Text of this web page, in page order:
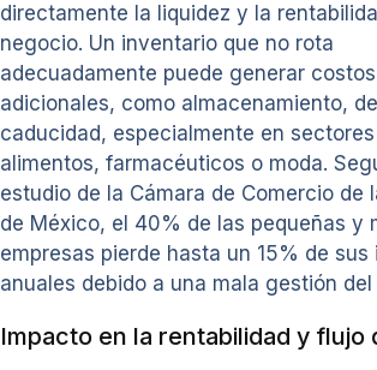
directamente la liquidez y la
negocio. Un inventario que no rota
adecuadamente puede generar costos
adicionales, como almacenamiento,
caducidad, especialmente en
alimentos, farmacéuticos o moda.
estudio de la Cámara de Comercio de
de México, el 40% de las pequeñas y
empresas pierde hasta un 15% de sus
anuales debido a una mala gestión
Impacto en la rentabilidad y flujo